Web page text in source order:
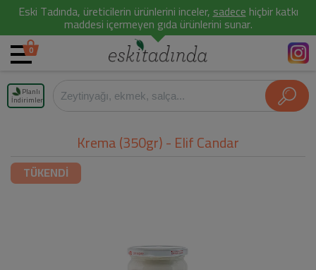
Eski Tadında, üreticilerin ürünlerini inceler,sadecehiçbir katkı
maddesi içermeyen gıda ürünlerini sunar.
0
Planlı
İndirimler
Krema (350gr) - Elif Candar
TÜKENDİ